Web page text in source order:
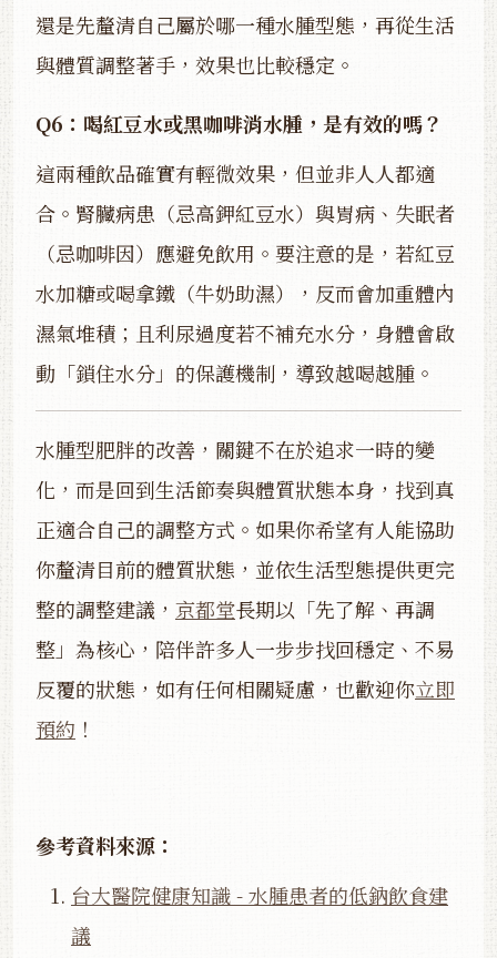
還是先釐清自己屬於哪一種水腫型態，再從生活
與體質調整著手，效果也比較穩定。
Q6：喝紅豆水或黑咖啡消水腫，是有效的嗎？
這兩種飲品確實有輕微效果，但並非人人都適
合。腎臟病患（忌高鉀紅豆水）與胃病、失眠者
（忌咖啡因）應避免飲用。要注意的是，若紅豆
水加糖或喝拿鐵（牛奶助濕），反而會加重體內
濕氣堆積；且利尿過度若不補充水分，身體會啟
動「鎖住水分」的保護機制，導致越喝越腫。
水腫型肥胖的改善，關鍵不在於追求一時的變
化，而是回到生活節奏與體質狀態本身，找到真
正適合自己的調整方式。如果你希望有人能協助
你釐清目前的體質狀態，並依生活型態提供更完
整的調整建議， 京都堂長期以「先了解、再調
整」為核心，陪伴許多人一步步找回穩定、不易
反覆的狀態，如有任何相關疑慮，也歡迎你立即
預約 ！
參考資料來源：
台大醫院健康知識 - 水腫患者的低鈉飲食建
議